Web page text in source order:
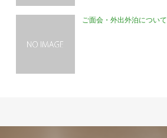
ご面会・外出外泊について